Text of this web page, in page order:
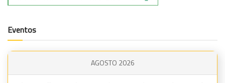
Eventos
AGOSTO 2026